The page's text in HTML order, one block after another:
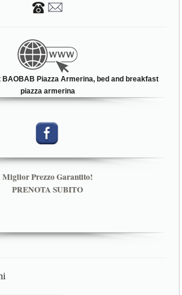
Piazza Armerina, bed and breakfast
piazza armerina
Miglior Prezzo Garantito!
PRENOTA SUBITO